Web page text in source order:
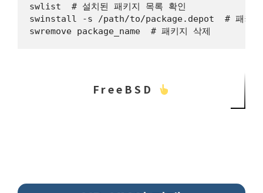
swlist  # 설치된 패키지 목록 확인
swinstall -s /path/to/package.depot  # 패키지
swremove package_name  # 패키지 삭제
FreeBSD